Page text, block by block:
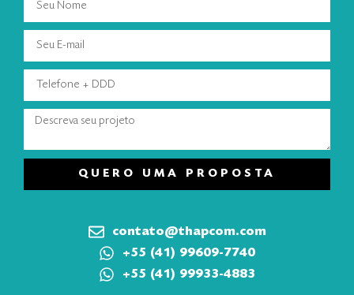
QUERO UMA PROPOSTA
contato@thapcom.com
+55 (41) 99609-7740
+55 (41) 99933-4883